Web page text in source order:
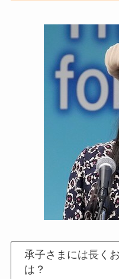
承子さまには長く
は？